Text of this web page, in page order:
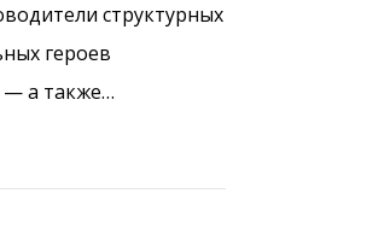
структурных
героев
а также